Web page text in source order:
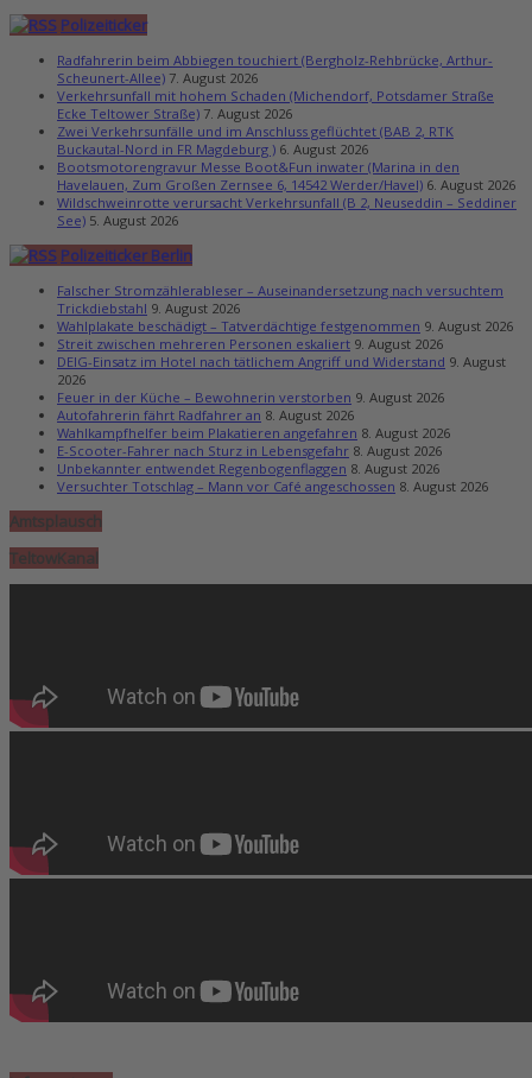
Polizeiticker
Radfahrerin beim Abbiegen touchiert (Bergholz-Rehbrücke, Arthur-
Scheunert-Allee) 7. August 2026
Verkehrsunfall mit hohem Schaden (Michendorf, Potsdamer Straße
Ecke Teltower Straße) 7. August 2026
Zwei Verkehrsunfälle und im Anschluss geflüchtet (BAB 2, RTK
Buckautal-Nord in FR Magdeburg ) 6. August 2026
Bootsmotorengravur Messe Boot&Fun inwater (Marina in den
Havelauen, Zum Großen Zernsee 6, 14542 Werder/Havel) 6. August 2026
Wildschweinrotte verursacht Verkehrsunfall (B 2, Neuseddin – Seddiner
See) 5. August 2026
Polizeiticker Berlin
Falscher Stromzählerableser – Auseinandersetzung nach versuchtem
Trickdiebstahl 9. August 2026
Wahlplakate beschädigt – Tatverdächtige festgenommen 9. August 2026
Streit zwischen mehreren Personen eskaliert 9. August 2026
DEIG-Einsatz im Hotel nach tätlichem Angriff und Widerstand 9. August
2026
Feuer in der Küche – Bewohnerin verstorben 9. August 2026
Autofahrerin fährt Radfahrer an 8. August 2026
Wahlkampfhelfer beim Plakatieren angefahren 8. August 2026
E-Scooter-Fahrer nach Sturz in Lebensgefahr 8. August 2026
Unbekannter entwendet Regenbogenflaggen 8. August 2026
Versuchter Totschlag – Mann vor Café angeschossen 8. August 2026
Amtsplausch
TeltowKanal